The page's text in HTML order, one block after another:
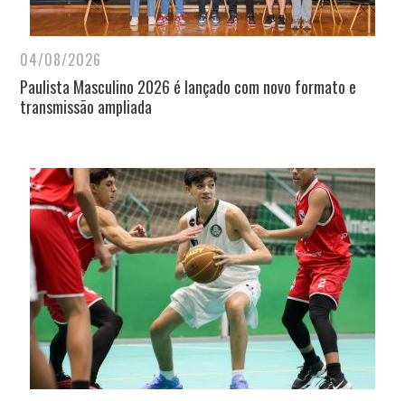
04/08/2026
Paulista Masculino 2026 é lançado com novo formato e
transmissão ampliada